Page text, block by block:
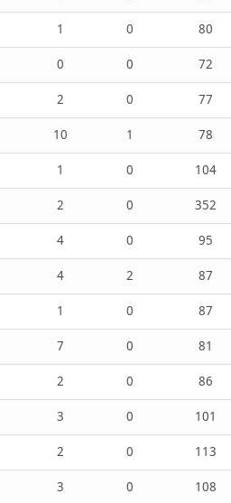
1 0
80
0 0
72
2 0
77
10 1
78
1 0
104
2 0
352
4 0
95
4 2
87
1 0
87
7 0
81
2 0
86
3 0
101
2 0
113
3 0 108